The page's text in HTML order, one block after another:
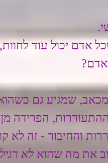
אדם יכול עוד
אדם?
שמגיע גם
הפרידה
והחיבור - זה
את מה שהוא לא